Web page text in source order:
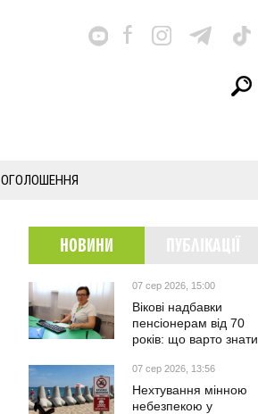
ОГОЛОШЕННЯ
НОВИНИ
07 сер 2026, 15:00
Вікові надбавки
пенсіонерам від 70
років: що варто знати
07 сер 2026, 13:56
Нехтування мінною
небезпекою у